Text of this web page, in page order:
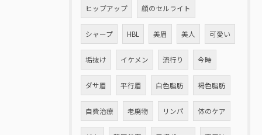
ヒップアップ 顔のセルライト
シャープ HBL 美眉 美人 可愛い
垢抜け イケメン 流行り 今時
ダサ眉 平行眉 白色脂肪 褐色脂肪
自費治療 老廃物 リンパ 体のケア